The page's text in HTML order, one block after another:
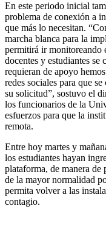
En este periodo inicial
problema de conexión a
que más lo necesitan.
marcha blanca para la
permitirá ir monitoreando
docentes y estudiantes se
requieran de apoyo
redes sociales para que
su solicitud”, sostuvo el
los funcionarios de la
esfuerzos para que la
remota.
Entre hoy martes y
los estudiantes hayan
plataforma, de manera
de la mayor normalidad
permita volver a las
contagio.